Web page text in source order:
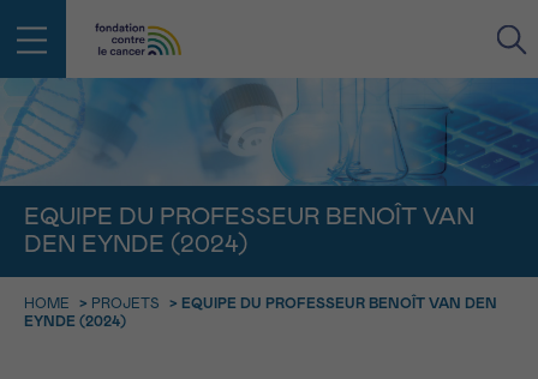
EQUIPE DU PROFESSEUR BENOÎT VAN
DEN EYNDE (2024)
HOME > PROJETS > EQUIPE DU PROFESSEUR BENOÎT VAN DEN
EYNDE (2024)
NOM
FACE AU CANCER VOUS N’ÊTES
PAS SEUL
Des professionnels pour répondre à toutes vos
RETOUR
Rendez-vous Question Coordonnées Confirmation